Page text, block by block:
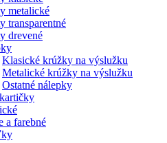
metalické
transparentné
drevené
Klasické krúžky na výslužku
Metalické krúžky na výslužku
Ostatné nálepky
a farebné